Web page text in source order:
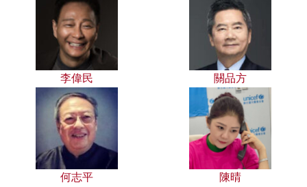
李偉民 關品方
何志平 陳晴